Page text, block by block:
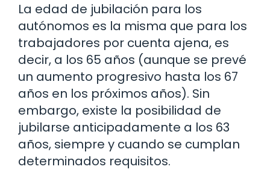
La edad de jubilación para los
autónomos es la misma que para los
trabajadores por cuenta ajena, es
decir, a los 65 años (aunque se prevé
un aumento progresivo hasta los 67
años en los próximos años). Sin
embargo, existe la posibilidad de
jubilarse anticipadamente a los 63
años, siempre y cuando se cumplan
determinados requisitos.